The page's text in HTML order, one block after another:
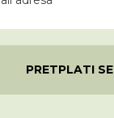
PRETPLATI SE